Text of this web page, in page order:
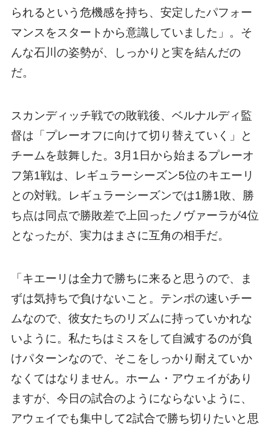
られるという危機感を持ち、安定したパフォー
マンスをスタートから意識していました」。そ
んな石川の姿勢が、しっかりと実を結んだの
だ。
スカンディッチ戦での敗戦後、ベルナルディ監
督は「プレーオフに向けて切り替えていく」と
チームを鼓舞した。3月1日から始まるプレーオ
フ第1戦は、レギュラーシーズン5位のキエーリ
との対戦。レギュラーシーズンでは1勝1敗、勝
ち点は同点で勝敗差で上回ったノヴァーラが4位
となったが、実力はまさに互角の相手だ。
「キエーリは全力で勝ちに来ると思うので、ま
ずは気持ちで負けないこと。テンポの速いチー
ムなので、彼女たちのリズムに持っていかれな
いように。私たちはミスをして自滅するのが負
けパターンなので、そこをしっかり耐えていか
なくてはなりません。ホーム・アウェイがあり
ますが、今日の試合のようにならないように、
アウェイでも集中して2試合で勝ち切りたいと思